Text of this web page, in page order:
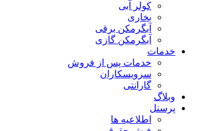
کولر آبی
بخاری
آبگرمکن برقی
آبگرمکن گازی
خدمات
خدمات پس از فروش
سرویسکاران
گارانتی
وبلاگ
پرسنل
اطلاعیه ها